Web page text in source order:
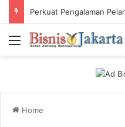
Menu
Home